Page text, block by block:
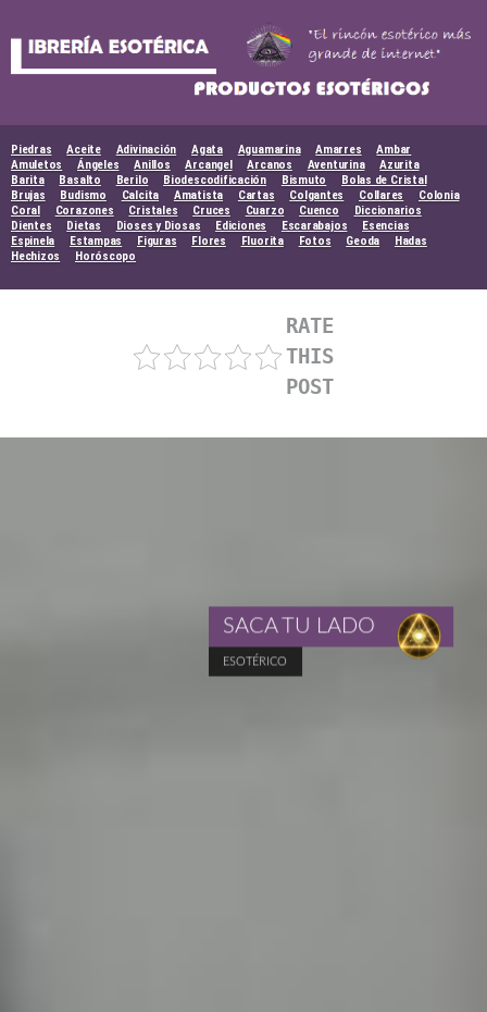
Piedras Aceite Adivinación Agata Aguamarina Amarres
Ambar
Amuletos
Ángeles Anillos Arcangel Arcanos Aventurina
Azurita
Barita
Basalto Berilo Biodescodificación Bismuto
Bolas de Cristal
Brujas
Budismo Calcita Amatista Cartas Colgantes Collares
Colonia
Coral
Corazones Cristales Cruces Cuarzo Cuenco
Diccionarios
Dientes
Dietas Dioses y Diosas Ediciones Escarabajos
Esencias
Espinela
Estampas Figuras Flores Fluorita Fotos Geoda
Hadas
Hechizos
Horóscopo
RATE
THIS
POST
ESOTÉRICO
SACA TU LADO